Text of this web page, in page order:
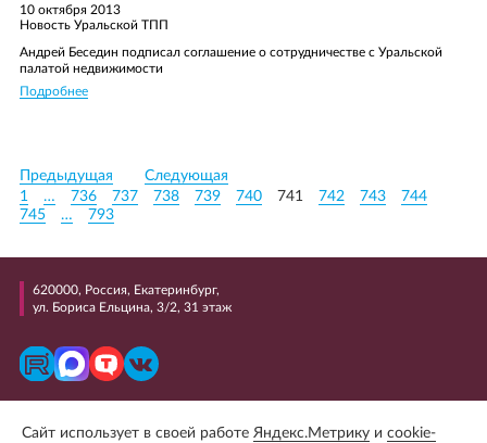
10 октября 2013
Новость Уральской ТПП
Андрей Беседин подписал соглашение о сотрудничестве с Уральской
палатой недвижимости
Подробнее
Предыдущая
Следующая
1
… 736 737 738 739 740 741 742 743
744
745
… 793
620000, Россия, Екатеринбург,
ул. Бориса Ельцина, 3/2, 31 этаж
E-mail: uralcci@uralcci.com
Сайт использует в своей работе Яндекс.Метрику и cookie-